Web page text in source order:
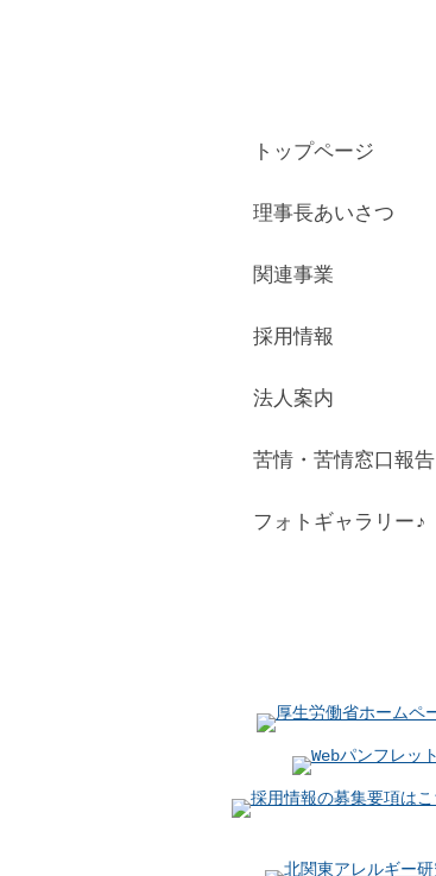
トップページ
理事長あいさつ
関連事業
採用情報
法人案内
苦情・苦情窓口報告
フォトギャラリー♪